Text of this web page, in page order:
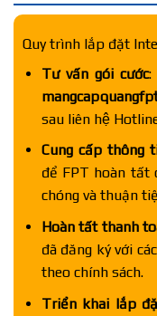
Quy trình lắp đặt
Tư vấn gói cước:
sau liên hệ
Cung cấp thông
để FPT hoàn tất
chóng và thuận
Hoàn tất thanh
đã đăng ký với
theo chính sách.
Triển khai lắp